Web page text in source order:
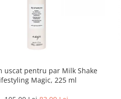
uscat pentru par Milk Shake
Magic, 225 ml